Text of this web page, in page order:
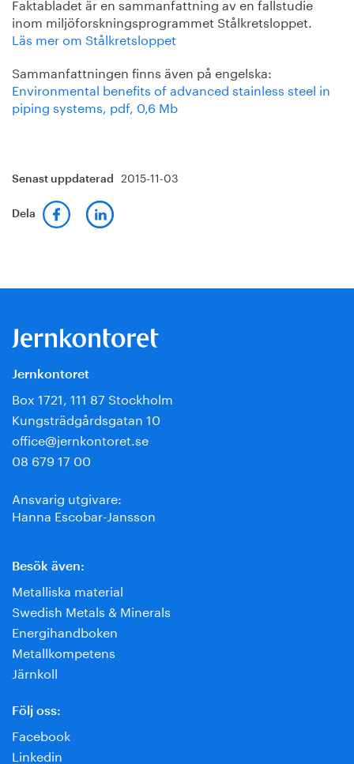
inom miljöforskningsprogrammet Stålkretsloppet.
Läs mer om Stålkretsloppet
Sammanfattningen finns även på engelska:
Environmental benefits of advanced stainless steel in
piping systems, pdf, 0,6 Mb
Senast uppdaterad 2015-11-03
Dela
Jernkontoret
Box 1721, 111 87 Stockholm
Kungsträdgårdsgatan 10
office@jernkontoret.se
08 679 17 00
Ansvarig utgivare:
Hanna Escobar-Jansson
Besök även:
Metalliska material
Swedish Metals & Minerals
Energihandboken
Metallkompetens
Järnkoll
Följ oss:
Facebook
Linkedin